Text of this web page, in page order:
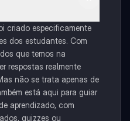
criado especificamente
dos estudantes. Com
que temos na
respostas realmente
não se trata apenas de
está aqui para guiar
aprendizado, com
quizzes ou